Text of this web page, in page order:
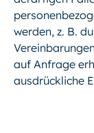
werden, z. B.
auf Anfrage
ausdrückliche